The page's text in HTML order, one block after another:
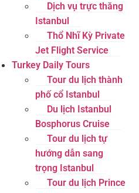
Dịch vụ trực thăng
Istanbul
Thổ Nhĩ Kỳ Private
Jet Flight Service
Turkey Daily Tours
Tour du lịch thành
phố cổ Istanbul
Du lịch Istanbul
Bosphorus Cruise
Tour du lịch tự
hướng dẫn sang
trọng Istanbul
Tour du lịch Prince